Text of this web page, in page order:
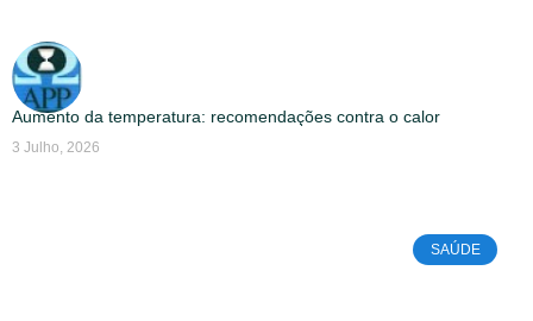
Aumento da temperatura: recomendações contra o calor
3 Julho, 2026
SAÚDE